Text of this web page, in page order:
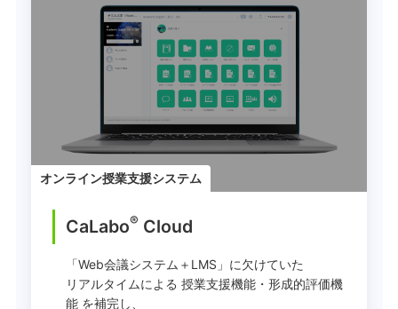
オンライン授業支援システム
CaLabo® ︎ Cloud
「Web会議システム＋LMS」に欠けていた
リアルタイムによる 授業支援機能・形成的評価機
能 を補完し、